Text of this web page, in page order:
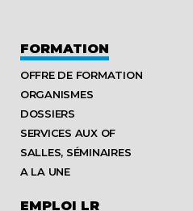
FORMATION
OFFRE DE FORMATION
ORGANISMES
DOSSIERS
SERVICES AUX OF
SALLES, SÉMINAIRES
A LA UNE
EMPLOI LR